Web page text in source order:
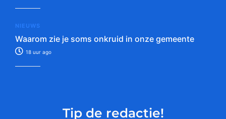
NIEUWS
Waarom zie je soms onkruid in onze gemeente
18 uur ago
Tip de redactie!